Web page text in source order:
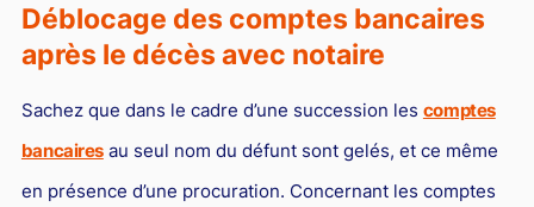
Déblocage des comptes bancaires
après le décès avec notaire
Sachez que dans le cadre d’une succession les comptes
bancairesau seul nom du défunt sont gelés, et ce même
en présence d’une procuration. Concernant les comptes